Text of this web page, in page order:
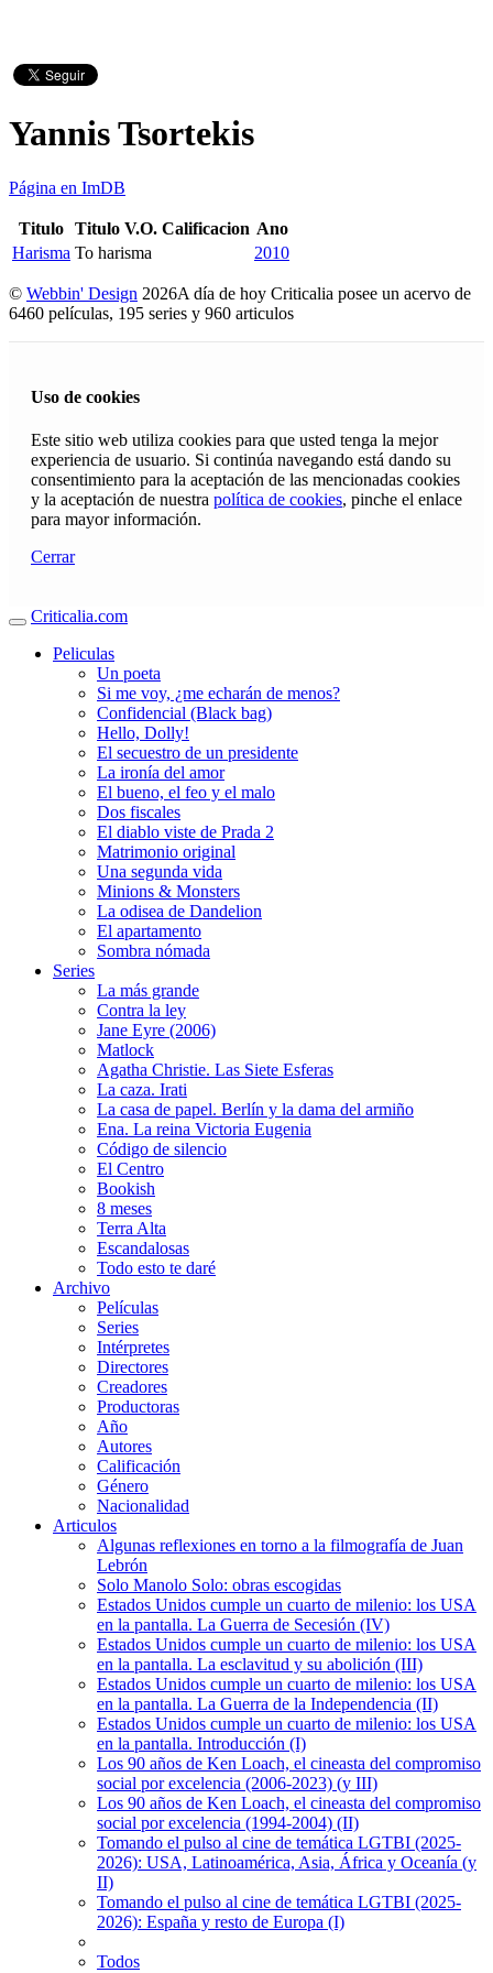
Yannis Tsortekis
Página en ImDB
Titulo Titulo V.O. Calificacion Ano
Harisma To harisma 2010
© Webbin' Design 2026A día de hoy Criticalia posee un acervo de
6460 películas, 195 series y 960 articulos
Uso de cookies
Este sitio web utiliza cookies para que usted tenga la mejor
experiencia de usuario. Si continúa navegando está dando su
consentimiento para la aceptación de las mencionadas cookies
y la aceptación de nuestra política de cookies, pinche el enlace
para mayor información.
Cerrar
Criticalia.com
Peliculas
Un poeta
Si me voy, ¿me echarán de menos?
Confidencial (Black bag)
Hello, Dolly!
El secuestro de un presidente
La ironía del amor
El bueno, el feo y el malo
Dos fiscales
El diablo viste de Prada 2
Matrimonio original
Una segunda vida
Minions & Monsters
La odisea de Dandelion
El apartamento
Sombra nómada
Series
La más grande
Contra la ley
Jane Eyre (2006)
Matlock
Agatha Christie. Las Siete Esferas
La caza. Irati
La casa de papel. Berlín y la dama del armiño
Ena. La reina Victoria Eugenia
Código de silencio
El Centro
Bookish
8 meses
Terra Alta
Escandalosas
Todo esto te daré
Archivo
Películas
Series
Intérpretes
Directores
Creadores
Productoras
Año
Autores
Calificación
Género
Nacionalidad
Articulos
Algunas reflexiones en torno a la filmografía de Juan
Lebrón
Solo Manolo Solo: obras escogidas
Estados Unidos cumple un cuarto de milenio: los USA
en la pantalla. La Guerra de Secesión (IV)
Estados Unidos cumple un cuarto de milenio: los USA
en la pantalla. La esclavitud y su abolición (III)
Estados Unidos cumple un cuarto de milenio: los USA
en la pantalla. La Guerra de la Independencia (II)
Estados Unidos cumple un cuarto de milenio: los USA
en la pantalla. Introducción (I)
Los 90 años de Ken Loach, el cineasta del compromiso
social por excelencia (2006-2023) (y III)
Los 90 años de Ken Loach, el cineasta del compromiso
social por excelencia (1994-2004) (II)
Tomando el pulso al cine de temática LGTBI (2025-
2026): USA, Latinoamérica, Asia, África y Oceanía (y
II)
Tomando el pulso al cine de temática LGTBI (2025-
2026): España y resto de Europa (I)
Todos